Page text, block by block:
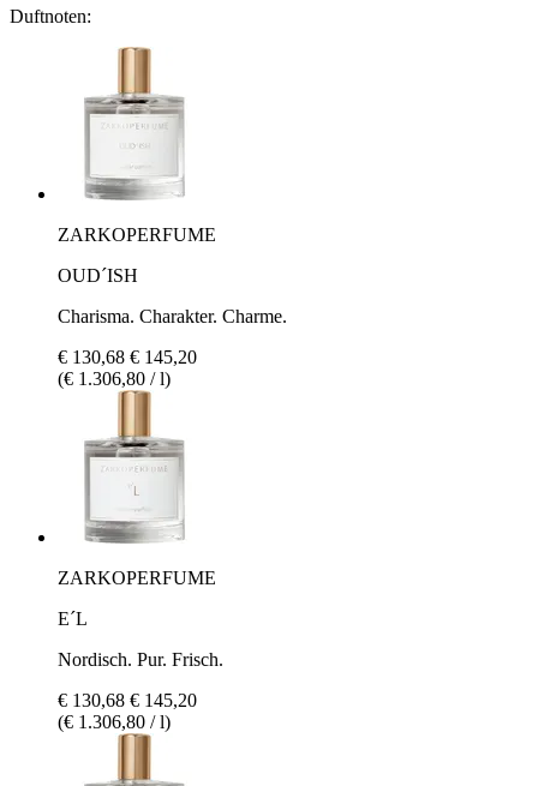
Duftnoten:
ZARKOPERFUME
OUD´ISH
Charisma. Charakter. Charme.
€ 130,68 € 145,20
(€ 1.306,80 / l)
ZARKOPERFUME
E´L
Nordisch. Pur. Frisch.
€ 130,68 € 145,20
(€ 1.306,80 / l)